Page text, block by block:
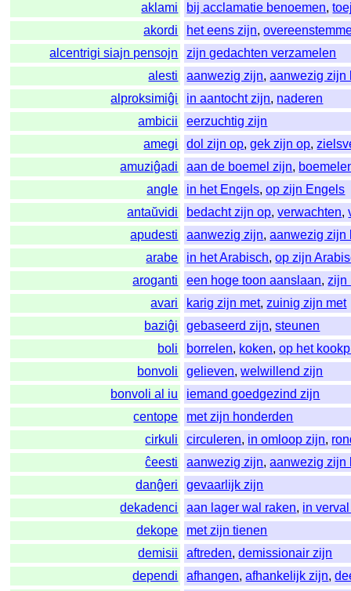
aklami
bij acclamatie benoemen,
akordi
het eens zijn,
alcentrigi siajn pensojn
zijn gedachten verzamelen
alesti
aanwezig zijn,aanwezig zijn
alproksimiĝi
in aantocht zijn, naderen
ambicii
eerzuchtig zijn
amegi
dol zijn op,gek zijn op,
amuziĝadi
aan de boemel zijn,
angle
in het Engels,op zijn Engels
antaŭvidi
bedacht zijn op,verwachten,
apudesti
aanwezig zijn,aanwezig zijn
arabe
in het Arabisch,op zijn
aroganti
een hoge toon aanslaan,zijn
avari
karig zijn met,zuinig zijn met
baziĝi
gebaseerd zijn,steunen
boli
borrelen, koken,op het
bonvoli
gelieven,welwillend zijn
bonvoli al iu
iemand goedgezind zijn
centope
met zijn honderden
cirkuli
circuleren, in omloop zijn,
ĉeesti
aanwezig zijn,aanwezig zijn
danĝeri
gevaarlijk zijn
dekadenci
aan lager wal raken, in
dekope
met zijn tienen
demisii
aftreden,demissionair zijn
dependi
afhangen,afhankelijk zijn,